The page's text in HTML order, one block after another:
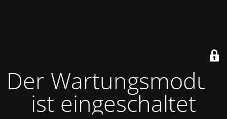
Der Wartungsmodus
ist eingeschaltet